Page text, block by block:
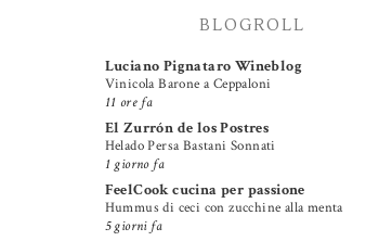
BLOGROLL
Luciano Pignataro Wineblog
Vinicola Barone a Ceppaloni
11 ore fa
El Zurrón de los Postres
Helado Persa Bastani Sonnati
1 giorno fa
FeelCook cucina per passione
Hummus di ceci con zucchine alla menta
5 giorni fa